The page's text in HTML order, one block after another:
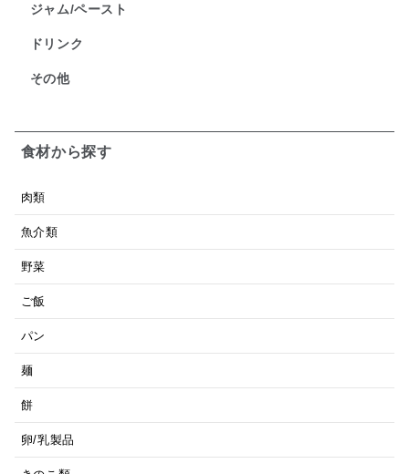
ジャム/ペースト
ドリンク
その他
食材から探す
肉類
魚介類
野菜
ご飯
パン
麺
餅
卵/乳製品